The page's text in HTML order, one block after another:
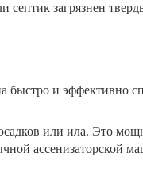
загрязнен
быстро и эффективно
или ила. Это
ассенизаторской